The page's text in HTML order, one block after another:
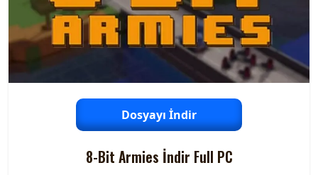
Dosyayı İndir
8-Bit Armies İndir Full PC